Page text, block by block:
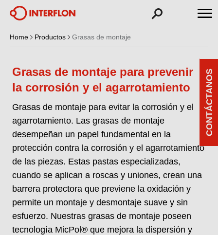
Home Productos Grasas de montaje
Grasas de montaje para prevenir
la corrosión y el agarrotamiento
Grasas de montaje para evitar la corrosión y el
agarrotamiento. Las grasas de montaje
desempeñan un papel fundamental en la
protección contra la corrosión y el agarrotamiento
de las piezas. Estas pastas especializadas,
cuando se aplican a roscas y uniones, crean una
barrera protectora que previene la oxidación y
permite un montaje y desmontaje suave y sin
esfuerzo. Nuestras grasas de montaje poseen
tecnología MicPol® que mejora la dispersión y
CONTÁCTANOS